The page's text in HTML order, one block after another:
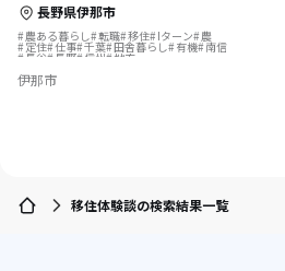
長野県伊那市
農ある暮らし 転職 移住 Iターン 農
定住 仕事 千葉 田舎暮らし 有機 南信
長谷 長野 信州 地方
伊那市
移住体験談の検索結果一覧